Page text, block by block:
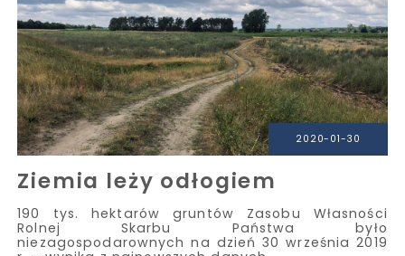
2020-01-30
Ziemia leży odłogiem
190 tys. hektarów gruntów Zasobu Własności
Rolnej Skarbu Państwa było
niezagospodarownych na dzień 30 września 2019